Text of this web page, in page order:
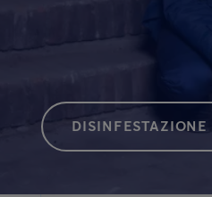
DISINFESTAZIONE